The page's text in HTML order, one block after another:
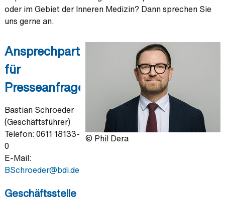
oder im Gebiet der Inneren Medizin? Dann sprechen Sie
uns gerne an.
© Phil Dera
Ansprechpartner
für
Presseanfragen
Bastian Schroeder
(Geschäftsführer)
Telefon: 0611 18133-
0
E-Mail:
BSchroeder@bdi.de
Geschäftsstelle